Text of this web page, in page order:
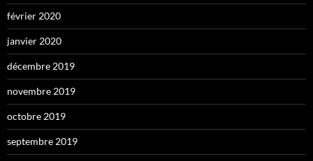
février 2020
janvier 2020
décembre 2019
novembre 2019
octobre 2019
septembre 2019